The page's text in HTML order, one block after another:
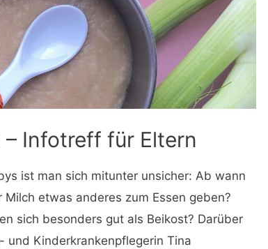
Infotreff für Eltern
ist man sich mitunter unsicher: Ab wann
etwas anderes zum Essen geben?
sich besonders gut als Beikost? Darüber
und Kinderkrankenpflegerin Tina